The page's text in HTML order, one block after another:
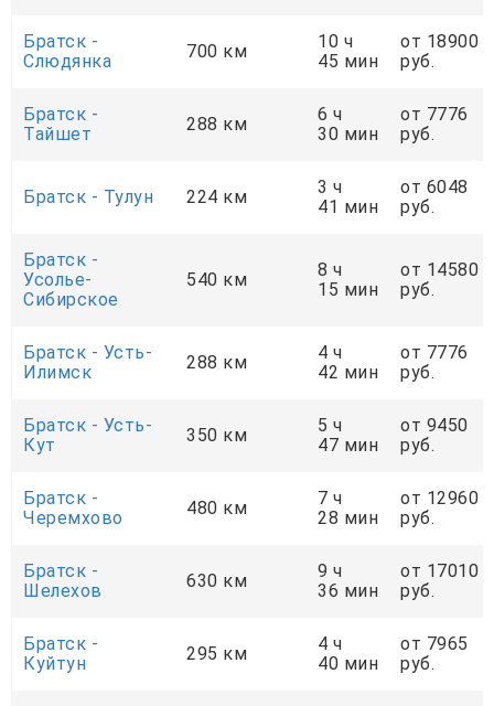
Братск -
Слюдянка
700 км
10 ч
45 мин
от 18900
руб.
Братск -
Тайшет
288 км
6 ч
30 мин
от 7776
руб.
Братск - Тулун 224 км
3 ч
41 мин
от 6048
руб.
Братск -
Усолье-
Сибирское
540 км
8 ч
15 мин
от 14580
руб.
Братск - Усть-
Илимск
288 км
4 ч
42 мин
от 7776
руб.
Братск - Усть-
Кут
350 км
5 ч
47 мин
от 9450
руб.
Братск -
Черемхово
480 км
7 ч
28 мин
от 12960
руб.
Братск -
Шелехов
630 км
9 ч
36 мин
от 17010
руб.
Братск -
Куйтун
295 км
4 ч
40 мин
от 7965
руб.